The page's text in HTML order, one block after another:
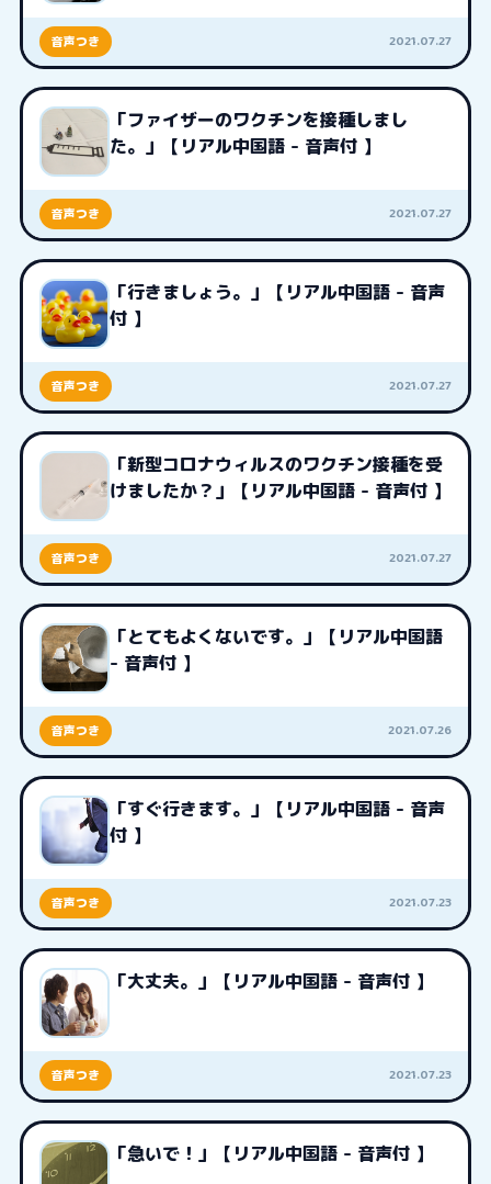
音声つき 2021.07.27
「ファイザーのワクチンを接種しまし
た。」【リアル中国語 - 音声付 】
音声つき 2021.07.27
「行きましょう。」【リアル中国語 - 音声
付 】
音声つき 2021.07.27
「新型コロナウィルスのワクチン接種を受
けましたか？」【リアル中国語 - 音声付 】
音声つき 2021.07.27
「とてもよくないです。」【リアル中国語
- 音声付 】
音声つき 2021.07.26
「すぐ行きます。」【リアル中国語 - 音声
付 】
音声つき 2021.07.23
「大丈夫。」【リアル中国語 - 音声付 】
音声つき 2021.07.23
「急いで！」【リアル中国語 - 音声付 】